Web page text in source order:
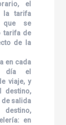
el
la tarifa
que se
tarifa de
de la
en cada
día el
viaje, y
destino,
de salida
en